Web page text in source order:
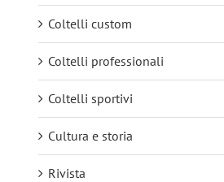
Coltelli custom
Coltelli professionali
Coltelli sportivi
Cultura e storia
Rivista